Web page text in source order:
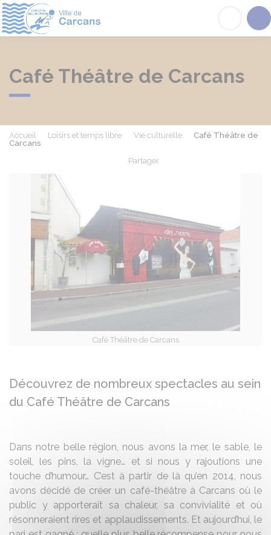
Café Théâtre de Carcans
Accueil Loisirs et temps libre Vie culturelle
Café Théâtre de
Carcans
Partager
Café Théâtre de Carcans
Découvrez de nombreux spectacles au sein
du Café Théâtre de Carcans
Dans notre belle région, nous avons la mer, le sable, le
soleil, les pins, la vigne… et si nous y rajoutions une
touche d’humour… C’est à partir de là qu’en 2014, nous
avons décidé de créer un café-théâtre à Carcans où le
public y apporterait sa chaleur, sa convivialité et où
résonneraient rires et applaudissements. Et aujourd’hui, le